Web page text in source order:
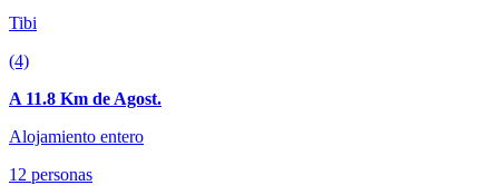
Tibi
(4)
A 11.8 Km de Agost.
Alojamiento entero
12 personas